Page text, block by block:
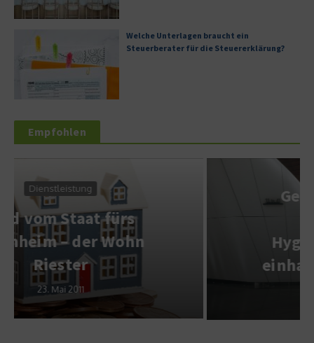
Welche Unterlagen braucht ein
Steuerberater für die Steuererklärung?
Empfohlen
Gebäudereinigung
Hamburg:
Hygienevorschriften
einhalten & Werterhalt
betreiben